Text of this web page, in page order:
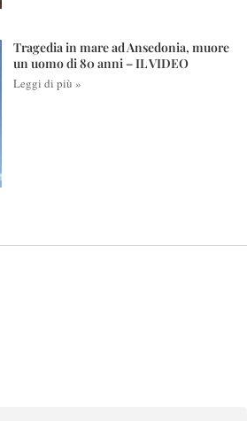
Tragedia in mare ad Ansedonia, muore
un uomo di 80 anni – IL VIDEO
Leggi di più »